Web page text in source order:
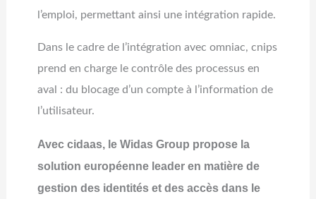
l’emploi, permettant ainsi une intégration rapide.
Dans le cadre de l’intégration avec omniac, cnips
prend en charge le contrôle des processus en
aval : du blocage d’un compte à l’information de
l’utilisateur.
Avec cidaas, le Widas Group propose la
solution européenne leader en matière de
gestion des identités et des accès dans le